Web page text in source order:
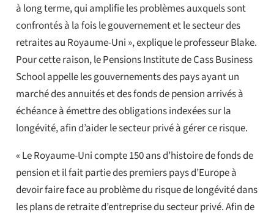
à long terme, qui amplifie les problèmes auxquels sont
confrontés à la fois le gouvernement et le secteur des
retraites au Royaume-Uni », explique le professeur Blake.
Pour cette raison, le Pensions Institute de Cass Business
School appelle les gouvernements des pays ayant un
marché des annuités et des fonds de pension arrivés à
échéance à émettre des obligations indexées sur la
longévité, afin d’aider le secteur privé à gérer ce risque.
« Le Royaume-Uni compte 150 ans d’histoire de fonds de
pension et il fait partie des premiers pays d’Europe à
devoir faire face au problème du risque de longévité dans
les plans de retraite d’entreprise du secteur privé. Afin de